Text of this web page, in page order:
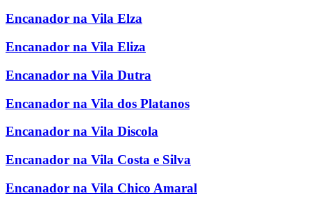
Encanador na Vila Elza
Encanador na Vila Eliza
Encanador na Vila Dutra
Encanador na Vila dos Platanos
Encanador na Vila Discola
Encanador na Vila Costa e Silva
Encanador na Vila Chico Amaral